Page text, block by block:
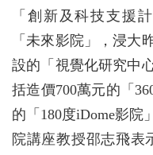
「創新及科技支援
「未來影院」，浸大
設的「視覺化研究中
括造價700萬元的「
的「180度iDome影院
院講座教授邵志飛表